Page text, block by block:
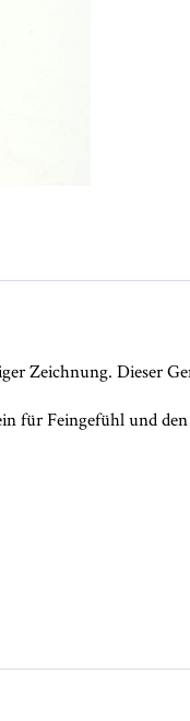
Zeichnung. Dieser
für Feingefühl und